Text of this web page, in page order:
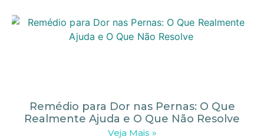
Remédio para Dor nas Pernas: O Que
Realmente Ajuda e O Que Não Resolve
Veja Mais »